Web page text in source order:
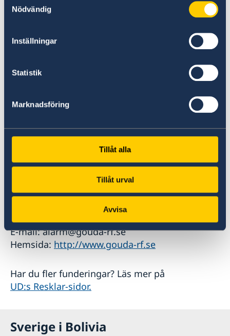
Nödvändig
Inställningar
Statistik
Marknadsföring
Tillåt alla
Tillåt urval
Avvisa
Tel: + 46 8 587 717 17
Krizikova 36a
Tel: +420 221 860 619
E-post: help@euro-center.com
www.euro-center.com
Goudas Alarmcentral
A.C Meyers Vænge 9
2450 København
SV Danmark Telefon: + 45 33 15 60 60
Telefax: + 45 33 15 60 61
E-mail: alarm@gouda-rf.se
Hemsida: http://www.gouda-rf.se
Har du fler funderingar? Läs mer på
UD:s Resklar-sidor.
Sverige i Bolivia